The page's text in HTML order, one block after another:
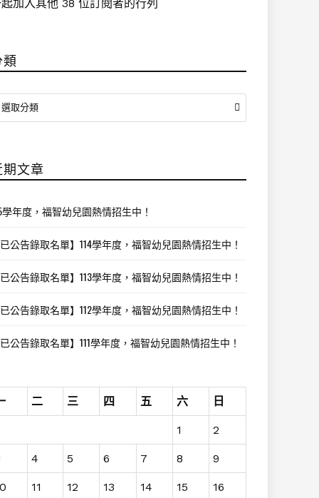
加入其他 38 位訂閱者的行列
選取分類
期文章
學年度，福智幼兒園熱情招生中！
已公告錄取名單】114學年度，福智幼兒園熱情招生中！
已公告錄取名單】113學年度，福智幼兒園熱情招生中！
已公告錄取名單】112學年度，福智幼兒園熱情招生中！
已公告錄取名單】111學年度，福智幼兒園熱情招生中！
二 三 四 五 六 日
1 2
4 5 6 7 8 9
11 12 13 14 15 16